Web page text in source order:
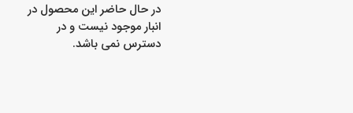
در حال حاضر این محصول در
انبار موجود نیست و در
دسترس نمی باشد.